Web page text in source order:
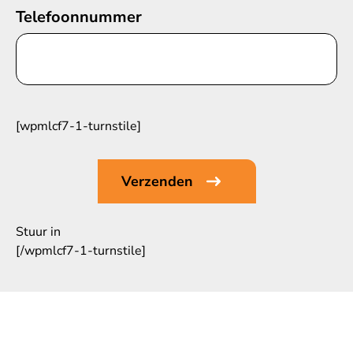
Telefoonnummer
[wpmlcf7-1-turnstile]
Stuur in
[/wpmlcf7-1-turnstile]